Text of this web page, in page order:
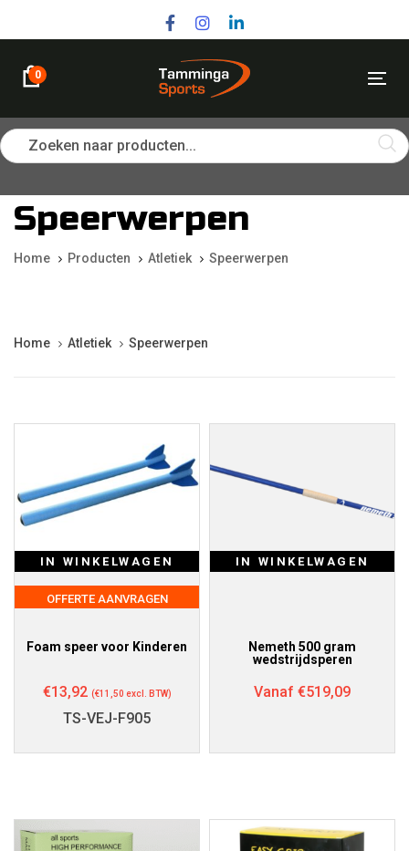
navigation
content
0
Zoeken naar producten...
Speerwerpen
Home Producten Atletiek Speerwerpen
Home Atletiek Speerwerpen
IN WINKELWAGEN
OFFERTE AANVRAGEN
Foam speer voor Kinderen
€13,92 (€11,50 excl. BTW)
TS-VEJ-F905
IN WINKELWAGEN
Nemeth 500 gram
wedstrijdsperen
Vanaf €519,09